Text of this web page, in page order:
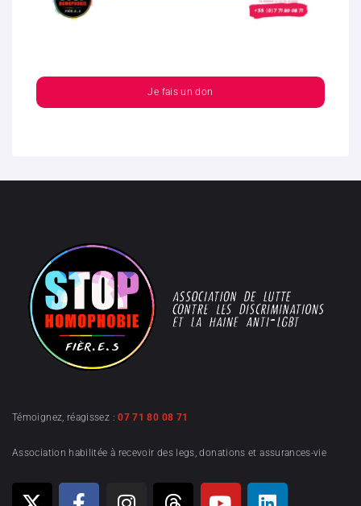
Je fais un don
Témoignez, réagissez :07 71 80 08 71
Association habilitée à recevoir des legs, donations et assurances-vie